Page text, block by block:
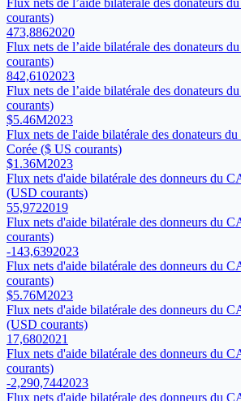
Flux nets de l’aide bilatérale des donateurs
courants)
473,8862020
Flux nets de l’aide bilatérale des donateurs
courants)
842,6102023
Flux nets de l’aide bilatérale des donateurs
courants)
$5.46M2023
Flux nets de l'aide bilatérale des donateurs
Corée ($ US courants)
$1.36M2023
Flux nets d'aide bilatérale des donneurs du
(USD courants)
55,9722019
Flux nets d'aide bilatérale des donneurs du
courants)
-143,6392023
Flux nets d'aide bilatérale des donneurs du
courants)
$5.76M2023
Flux nets d'aide bilatérale des donneurs du
(USD courants)
17,6802021
Flux nets d'aide bilatérale des donneurs du
courants)
-2,290,7442023
Flux nets d'aide bilatérale des donneurs du